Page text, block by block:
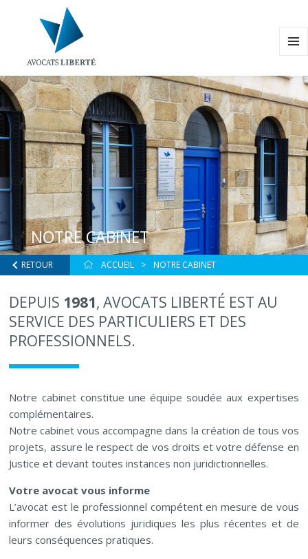
NOTRE CABINET
RETOUR ACCUEIL NOTRE CABINET
DEPUIS 1981, AVOCATS LIBERTÉ EST AU
SERVICE DES PARTICULIERS ET DES
PROFESSIONNELS.
Notre cabinet constitue une équipe soudée aux expertises
complémentaires.
Notre cabinet vous accompagne dans la création de tous vos
projets, assure le respect de vos droits et votre défense en
Justice et devant toutes instances non juridictionnelles.
Votre avocat vous informe
L’avocat est le professionnel compétent en mesure de vous
informer des évolutions juridiques les plus récentes et de
leurs conséquences pratiques.